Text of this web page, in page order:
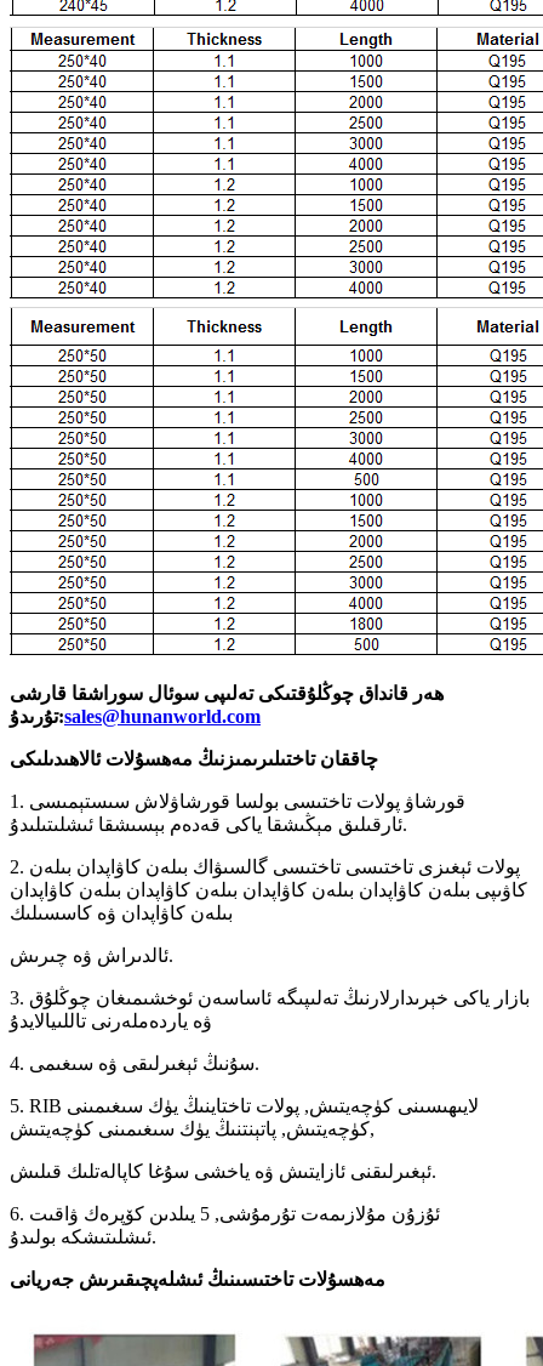
ھەر قانداق چوڭلۇقتىكى تەلىپى سوئال سوراشقا قارشى
تۇرىدۇ:sales@hunanworld.com
چاققان تاختىلىرىمىزنىڭ مەھسۇلات ئالاھىدىلىكى
1. قورشاۋ پولات تاختىسى بولسا قورشاۋلاش سىستېمىسى
ئارقىلىق مېڭىشقا ياكى قەدەم بېسىشقا ئىشلىتىلىدۇ.
2. پولات ئېغىزى تاختىسى تاختىسى گالسىۋاك بىلەن كاۋاپدان بىلەن
كاۋىپى بىلەن كاۋاپدان بىلەن كاۋاپدان بىلەن كاۋاپدان بىلەن كاۋاپدان
بىلەن كاۋاپدان ۋە كاسسىلىك
ئالدىراش ۋە چىرىش.
3. بازار ياكى خېرىدارلارنىڭ تەلىپىگە ئاساسەن ئوخشىمىغان چوڭلۇق
ۋە ياردەملەرنى تاللىيالايدۇ
4. سۇنىڭ ئېغىرلىقى ۋە سىغىمى.
5. RIB لايىھىسىنى كۈچەيتىش, پولات تاختاينىڭ يۈك سىغىمىنى
كۈچەيتىش, پاتېنتنىڭ يۈك سىغىمىنى كۈچەيتىش,
ئېغىرلىقنى ئازايتىش ۋە ياخشى سۇغا كاپالەتلىك قىلىش.
6. ئۇزۇن مۇلازىمەت تۇرمۇشى, 5 يىلدىن كۆپرەك ۋاقىت
ئىشلىتىشكە بولىدۇ.
مەھسۇلات تاختىسىنىڭ ئىشلەپچىقىرىش جەريانى